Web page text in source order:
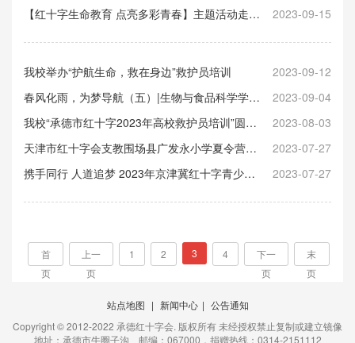
2023-09-15
【红十字生命教育 点亮多彩青春】主题活动走进承德市双滦区实验中学
2023-09-12
我校举办“护航生命，救在身边”救护员培训
2023-09-04
春风化雨，为梦导航（五）|生物与食品科学学院参与红十字应急救援志愿培训
2023-08-03
我校“承德市红十字2023年高校救护员培训”圆满结束
2023-07-27
天津市红十字会支教围场县广发永小学夏令营活动
2023-07-27
携手同行 人道追梦 2023年京津冀红十字青少年交流营活动在河北承德圆满举办
首
页
上一
页
1 2 3 4
下一
页
末
页
站点地图 | 新闻中心 | 公告通知
Copyright © 2012-2022 承德红十字会. 版权所有 未经授权禁止复制或建立镜像
地址：承德市牛圈子沟 邮编：067000，捐赠热线：0314-2151112